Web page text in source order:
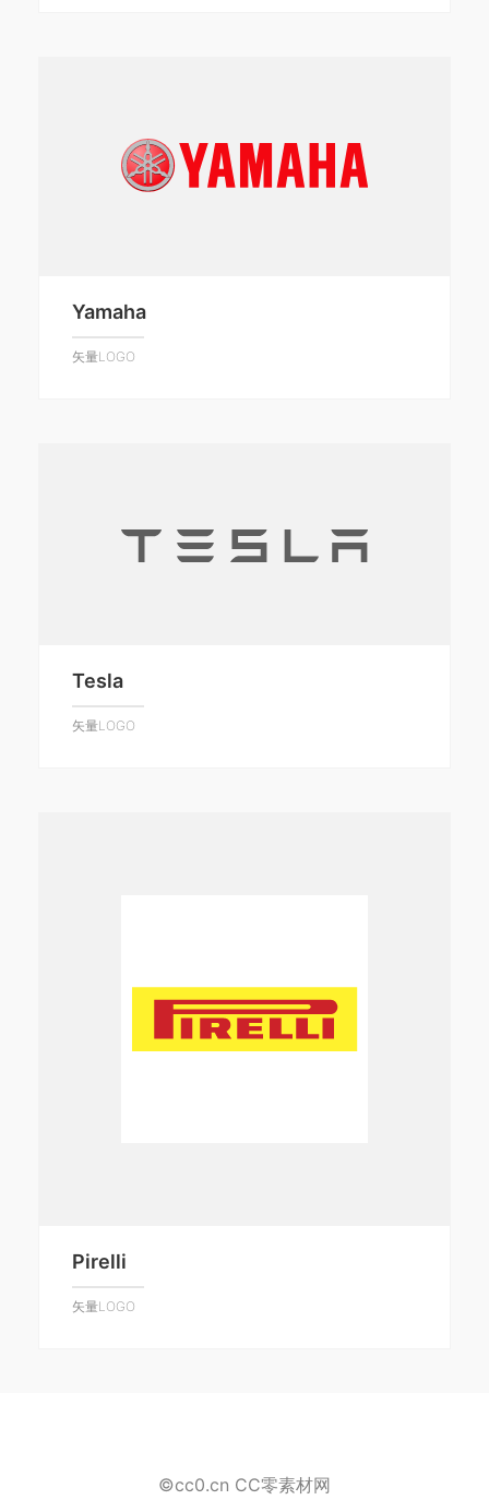
Yamaha
矢量LOGO
Tesla
矢量LOGO
Pirelli
矢量LOGO
©cc0.cn CC零素材网